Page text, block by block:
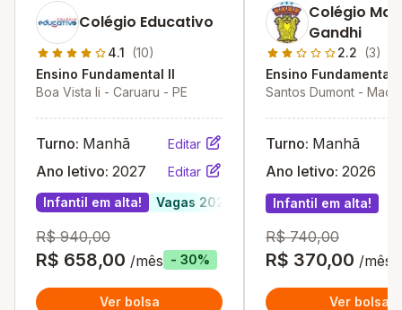
Colégio Educativo
4.1 (10)
Ensino Fundamental II
Boa Vista Ii - Caruaru - PE
Turno: Manhã Editar
Ano letivo: 2027
Editar
Infantil em alta!
Vagas 2027
R$ 940,00
R$ 658,00 /mês - 30%
Ver bolsa
Colégio
Gandhi
2.2 (3)
Ensino Fundamental
Santos Dumont -
Turno: Manhã
Ano letivo: 2026
Infantil em alta!
R$ 740,00
R$ 370,00 /mês
Ver bolsa